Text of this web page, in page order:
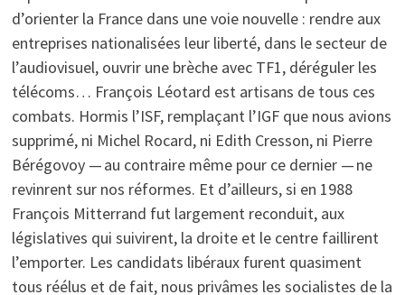
d’orienter la France dans une voie nouvelle : rendre aux
entreprises nationalisées leur liberté, dans le secteur de
l’audiovisuel, ouvrir une brèche avec TF1, déréguler les
télécoms… François Léotard est artisans de tous ces
combats. Hormis l’ISF, remplaçant l’IGF que nous avions
supprimé, ni Michel Rocard, ni Edith Cresson, ni Pierre
Bérégovoy — au contraire même pour ce dernier — ne
revinrent sur nos réformes. Et d’ailleurs, si en 1988
François Mitterrand fut largement reconduit, aux
législatives qui suivirent, la droite et le centre faillirent
l’emporter. Les candidats libéraux furent quasiment
tous réélus et de fait, nous privâmes les socialistes de la